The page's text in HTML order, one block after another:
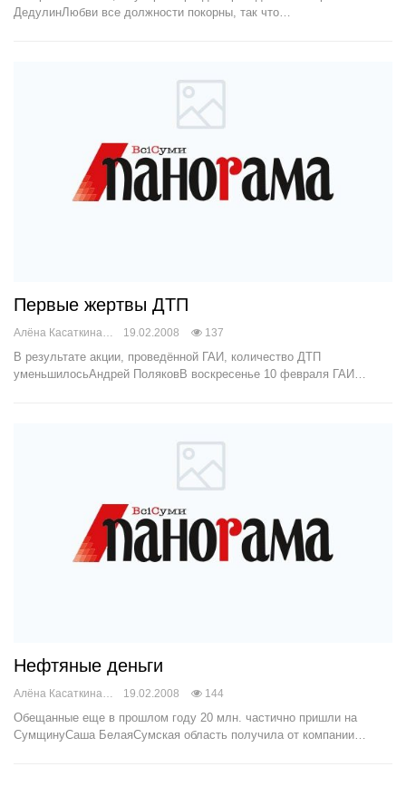
ДедулинЛюбви все должности покорны, так что…
Первые жертвы ДТП
19.02.2008 137
В результате акции, проведённой ГАИ, количество ДТП
уменьшилосьАндрей ПоляковВ воскресенье 10 февраля ГАИ…
Нефтяные деньги
Алёна Касаткина 19.02.2008 144
Обещанные еще в прошлом году 20 млн. частично пришли на
СумщинуСаша БелаяСумская область получила от компании…